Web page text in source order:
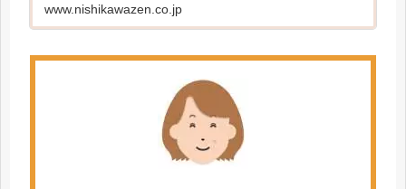
www.nishikawazen.co.jp